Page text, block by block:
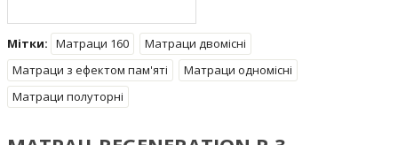
Мітки: Матраци 160
Матраци двомісні
Матраци з ефектом пам'яті
Матраци одномісні
Матраци полуторні